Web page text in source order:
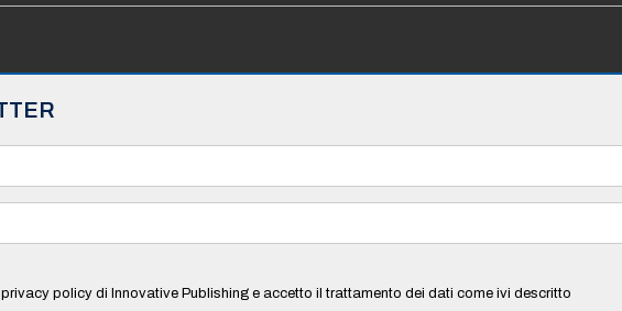
policy di Innovative Publishing e accetto il trattamento dei dati come ivi descritto